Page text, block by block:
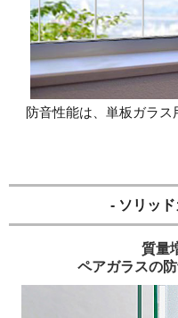
防音性能は、単板ガラ
- ソリッ
質量
ペアガラスの